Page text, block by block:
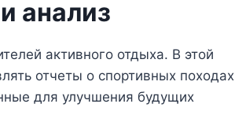
анализ
активного отдыха. В этой
отчеты о спортивных походах
для улучшения будущих